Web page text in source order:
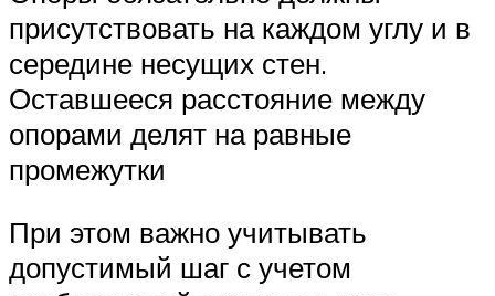
присутствовать на каждом углу и в
середине несущих стен.
Оставшееся расстояние между
опорами делят на равные
промежутки
При этом важно учитывать
допустимый шаг с учетом